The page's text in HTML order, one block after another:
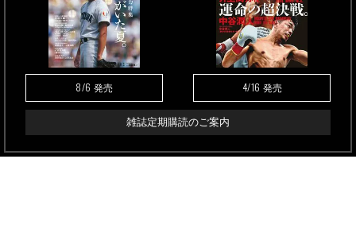
8/6 発売 4/16 発売
雑誌定期購読のご案内